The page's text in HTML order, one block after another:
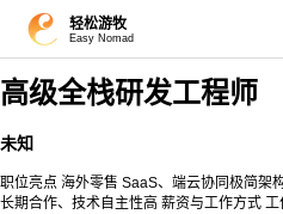
轻松游牧
Easy Nomad
高级全栈研发工程师
未知
职位亮点 海外零售 SaaS、端云协同极简架
长期合作、技术自主性高 薪资与工作方式